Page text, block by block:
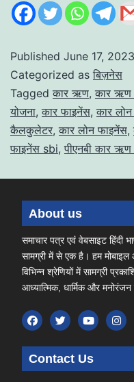
Published June 17, 2023
Categorized as बिज़नेस
Tagged कार ऋण, कार ऋण
योजना, कार फाइनेंस, कार
कैलकुलेटर, कार लोन फाइनेंस,
फाइनेंस sbi, पीएनबी कार ऋण
About us
समाचार पत्र एवं वेबसाइट हिंदी
सामग्री में से एक है। हम
विभिन्न श्रेणियों में सामग्री
आध्यात्मिक, धार्मिक और
Contact Us